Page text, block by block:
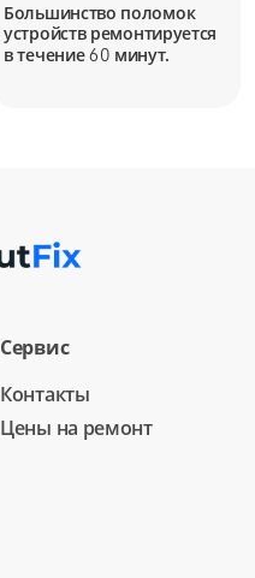
Большинство поломок
устройств ремонтируется
в течение60 минут.
Сервис
Контакты
Цены на ремонт